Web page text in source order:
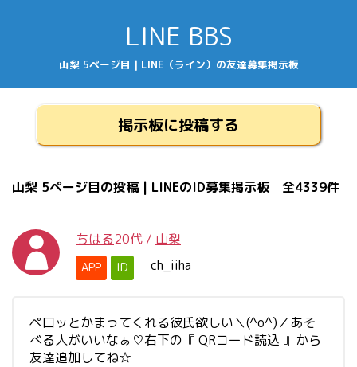
LINE BBS
山梨 5ページ目 | LINE（ライン）の友達募集掲示板
掲示板に投稿する
山梨 5ページ目の投稿 | LINEのID募集掲示板 全4339件
ちはる20代 / 山梨
APP ID ch_iiha
ペ口ッとかまってくれる彼氏欲しい＼(^o^)／あそ
べる人がいいなぁ♡右下の『 QRコード読込 』から
友達追加してね☆